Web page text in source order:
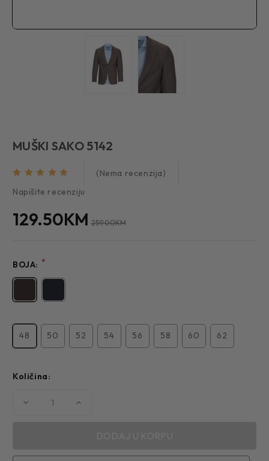
MUŠKI SAKO 5142
(Nema recenzija)
Napišite recenziju
129.50KM 259.00KM
BOJA: *
48 50 52 54 56 58 60 62
Količina:
Smanjite Povećajte